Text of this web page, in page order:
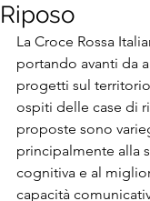
Riposo
La Croce Rossa
portando avanti da
progetti sul
ospiti delle case di
proposte sono
principalmente alla
cognitiva e al
capacità